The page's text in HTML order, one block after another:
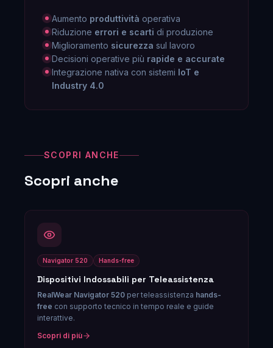
Aumento produttività operativa
Riduzione errori e scarti di produzione
Miglioramento sicurezza sul lavoro
Decisioni operative più rapide e accurate
Integrazione nativa con sistemi IoT e
Industry 4.0
SCOPRI ANCHE
Scopri anche
Navigator 520 Hands-free
Dispositivi Indossabili per Teleassistenza
RealWear Navigator 520 per teleassistenza hands-
free con supporto tecnico in tempo reale e guide
interattive.
Scopri di più